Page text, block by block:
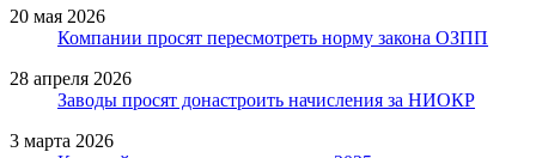
20 мая 2026
Компании просят пересмотреть норму закона ОЗПП
28 апреля 2026
Заводы просят донастроить начисления за НИОКР
3 марта 2026